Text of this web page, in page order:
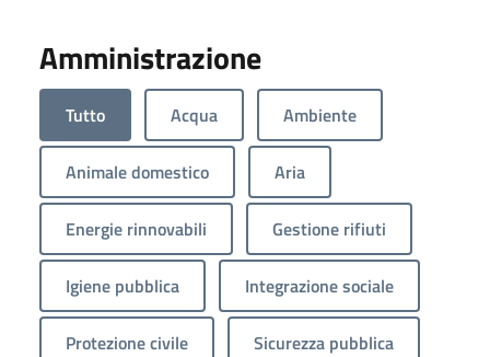
Amministrazione
Tutto Acqua Ambiente
Animale domestico Aria
Energie rinnovabili Gestione rifiuti
Igiene pubblica Integrazione sociale
Protezione civile Sicurezza pubblica